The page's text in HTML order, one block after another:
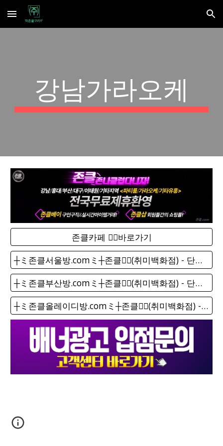
Skip to main content Skip to navigation
강남가라오케
존클카페 ❤️‍🔥바로가기
┼ミ존클서울방.comミ┼존클❤️‍🔥(취미백화점) - 단톡방
┼ミ존클부산방.comミ┼존클❤️‍🔥(취미백화점) - 단톡방
┼ミ존클올레이디방.comミ┼존클❤️‍🔥(취미백화점) - 단톡방